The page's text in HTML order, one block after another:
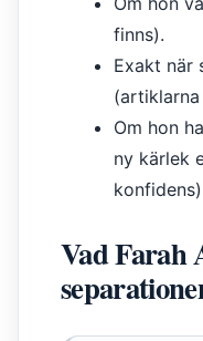
finns).
Exakt när
Om hon
ny kärlek
Vad Farah